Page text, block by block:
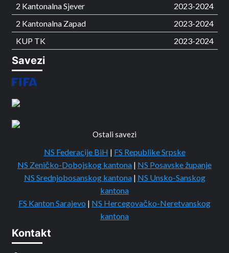
2 Kantonalna Sjever
2023-2024
2 Kantonalna Zapad
2023-2024
KUP TK
2023-2024
Savezi
Ostali savezi
NS Federacije BiH | FS Republike Srpske
NS Zeničko-Dobojskog kantona | NS Posavske županje
NS Srednjobosanskog kantona | NS Unsko-Sanskog
kantona
FS Kanton Sarajevo | NS Hercegovačko-Neretvanskog
kantona
Kontakt